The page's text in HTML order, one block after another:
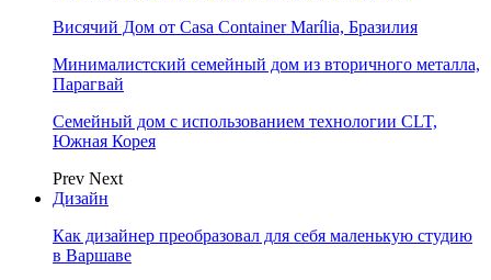
Висячий Дом от Casa Container Marília, Бразилия
Минималистский семейный дом из вторичного металла,
Парагвай
Семейный дом с использованием технологии CLT,
Южная Корея
Prev Next
Дизайн
Как дизайнер преобразовал для себя маленькую студию
в Варшаве